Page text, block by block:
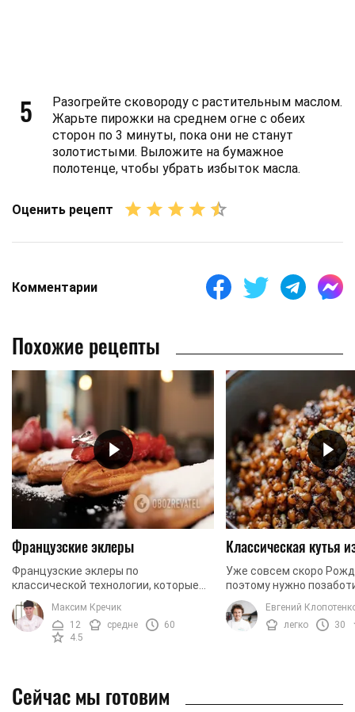
5
Разогрейте сковороду с растительным маслом.
Жарьте пирожки на среднем огне с обеих
сторон по 3 минуты, пока они не станут
золотистыми. Выложите на бумажное
полотенце, чтобы убрать избыток масла.
Оценить рецепт
Комментарии
Похожие рецепты
Французские эклеры
Французские эклеры по
классической технологии, которые
легко можно приготовить дома.
Сегодня мы готовим эклеры с
заварным кремом. Чтобы придать
Максим Кречик
12
средне
60
4.5
Классическая кутья
Уже совсем скоро
поэтому нужно
будет ваша
традиционный рецепт
настоящая пшеница, а
Евгений
легко
30
Сейчас мы готовим